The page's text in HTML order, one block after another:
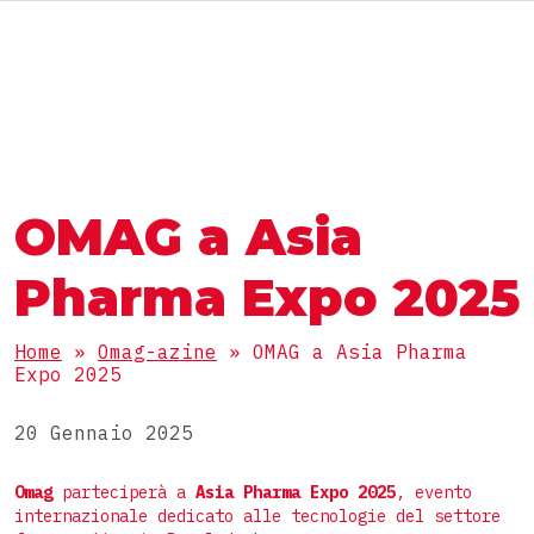
Alimentare
Farmaceutico
Cosmetico
PRODOTTI
Granulari
Densi
Compresse
CONFEZIONI
Stick pack
Buste 3 saldature
LINEE COMPLETE
LAVORA CON NOI
OMAG a Asia
Pharma Expo 2025
Home » Omag-azine » OMAG a Asia Pharma
Expo 2025
20 Gennaio 2025
Omagparteciperà a Asia Pharma Expo 2025, evento
internazionale dedicato alle tecnologie del settore